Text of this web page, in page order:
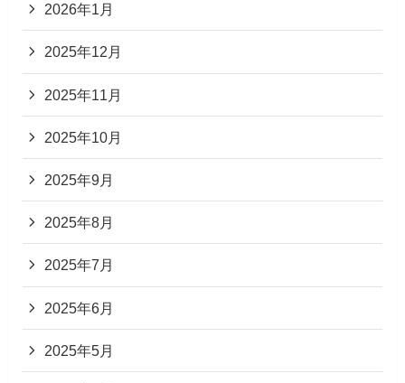
2026年1月
2025年12月
2025年11月
2025年10月
2025年9月
2025年8月
2025年7月
2025年6月
2025年5月